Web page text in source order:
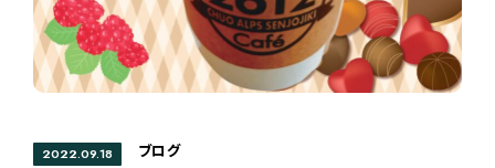
2022.09.18 ブログ